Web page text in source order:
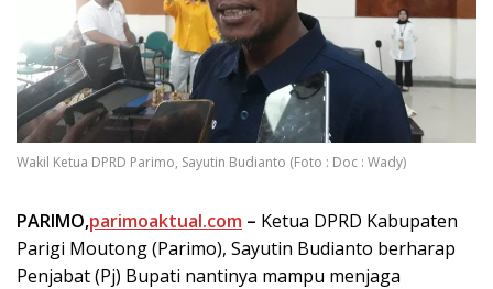
Wakil Ketua DPRD Parimo, Sayutin Budianto (Foto : Doc : Wady)
PARIMO,parimoaktual.com – Ketua DPRD Kabupaten
Parigi Moutong (Parimo), Sayutin Budianto berharap
Penjabat (Pj) Bupati nantinya mampu menjaga